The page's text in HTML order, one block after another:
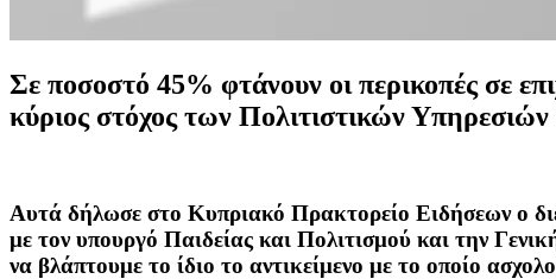
Σε ποσοστό 45% φτάνουν οι περικοπές σε
κύριος στόχος των Πολιτιστικών Υπηρεσιών
Αυτά δήλωσε στο Κυπριακό Πρακτορείο Ειδήσεων ο
με τον υπουργό Παιδείας και Πολιτισμού και την
να βλάπτουμε το ίδιο το αντικείμενο με το οποίο